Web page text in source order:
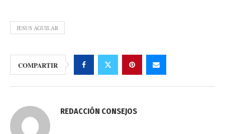
JESUS AGUILAR
COMPARTIR
REDACCIÓN CONSEJOS